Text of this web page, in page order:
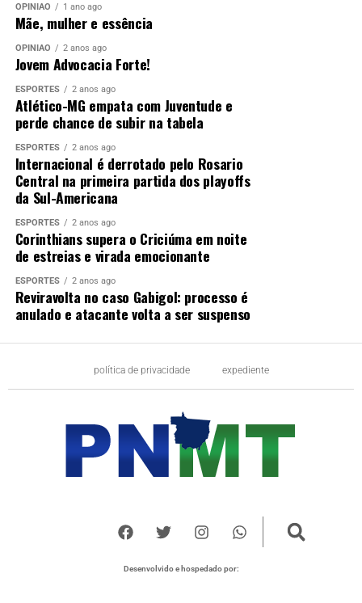
OPINIÃO 1 ano ago
Mãe, mulher e essência
OPINIÃO 2 anos ago
Jovem Advocacia Forte!
ESPORTES 2 anos ago
Atlético-MG empata com Juventude e
perde chance de subir na tabela
ESPORTES 2 anos ago
Internacional é derrotado pelo Rosario
Central na primeira partida dos playoffs
da Sul-Americana
ESPORTES 2 anos ago
Corinthians supera o Criciúma em noite
de estreias e virada emocionante
ESPORTES 2 anos ago
Reviravolta no caso Gabigol: processo é
anulado e atacante volta a ser suspenso
política de privacidade expediente
Desenvolvido e hospedado por: